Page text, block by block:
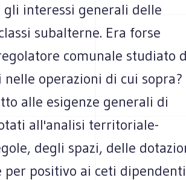
interessi generali delle
subalterne. Era forse
comunale studiato
operazioni di cui sopra?
alle esigenze generali di
all'analisi territoriale-
degli spazi, delle
positivo ai ceti dipendenti